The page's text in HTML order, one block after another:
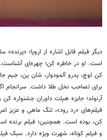
دیگر فیلم قابل اشاره از اروپا؛ «پرنده»
کن لوچ، پدرو آلمودوار، شان پن، جیم
برای تصاحب نخل طلا داشت. سرانجام
آرنولد؛ جایزه هیئت داوران جشنواره کن
فیلم‌های «رد رود»، تنگ ماهی و عزیز
کن، بوده است. همچنین؛ فیلم برنده
و فیلم کوتاه، شهرت ویژه دارد. سبک